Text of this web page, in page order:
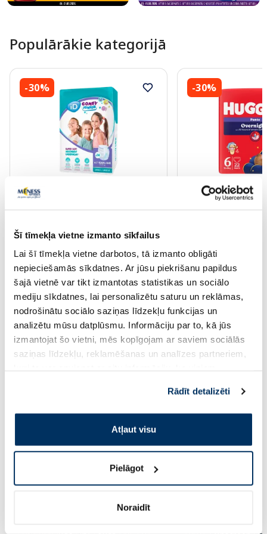
Šī tīmekļa vietne izmanto sīkfailus
Lai šī tīmekļa vietne darbotos, tā izmanto obligāti
nepieciešamās sīkdatnes. Ar jūsu piekrišanu papildus
šajā vietnē var tikt izmantotas statistikas un sociālo
mediju sīkdatnes, lai personalizētu saturu un reklāmas,
nodrošinātu sociālo saziņas līdzekļu funkcijas un
analizētu mūsu datplūsmu. Informāciju par to, kā jūs
izmantojat šo vietni, mēs kopīgojam ar saviem sociālās
saziņas līdzekļu, reklamēšanas un analīzes partneriem,
pakalpojumus. Ja piekrītat šo papildu sīkdatņu
izmantošanai, lūdzu, atzīmējiet savu izvēli:
Rādīt detalizēti
Atļaut visu
Pielāgot
Noraidīt
Populārākie kategorijā
-30%
ID Comfy Junior Pants (4-7 gadi)
biksītes, 14 gab.
7.41 €
Pirkt
Standarta cena: 10.59 €
-30%
HUGGIES
25kg biksītes, 22
10.63 €
Standarta cena: 15.19 €
Page 1 of 10
Saules aizsardzībai vasarā ☀️